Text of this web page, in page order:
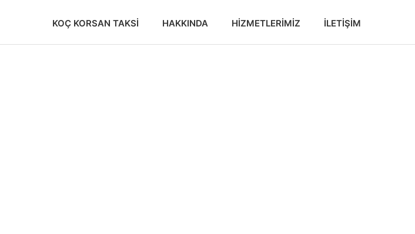
KOÇ KORSAN TAKSI HAKKINDA HIZMETLERIMIZ İLETIŞIM